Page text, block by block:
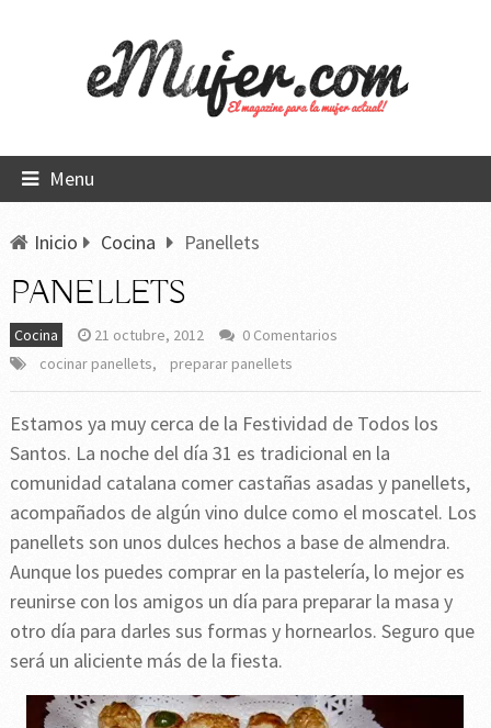
Menu
Inicio Cocina Panellets
PANELLETS
Cocina 21 octubre, 2012
0 Comentarios
cocinar panellets, preparar panellets
Estamos ya muy cerca de la Festividad de Todos los
Santos. La noche del día 31 es tradicional en la
comunidad catalana comer castañas asadas y panellets,
acompañados de algún vino dulce como el moscatel. Los
panellets son unos dulces hechos a base de almendra.
Aunque los puedes comprar en la pastelería, lo mejor es
reunirse con los amigos un día para preparar la masa y
otro día para darles sus formas y hornearlos. Seguro que
será un aliciente más de la fiesta.